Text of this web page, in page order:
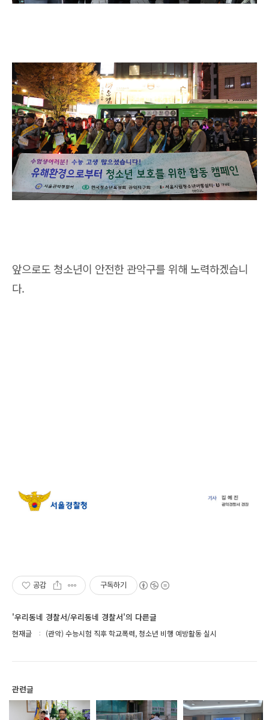
앞으로도 청소년이 안전한 관악구를 위해 노력하겠습니
다.
공감 구독하기
'우리동네 경찰서/우리동네 경찰서'의 다른글
현재글 (관악) 수능시험 직후 학교폭력, 청소년 비행 예방활동 실시
관련글